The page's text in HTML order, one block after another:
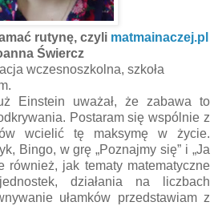
rutynę, czyli matmainaczej.pl
Świercz
wczesnoszkolna, szkoła
Einstein uważał, że zabawa to
Postaram się wspólnie z
wcielić tę maksymę w życie.
Bingo, w grę „Poznajmy się” i „Ja
również, jak tematy matematyczne
działania na liczbach
ułamków przedstawiam z